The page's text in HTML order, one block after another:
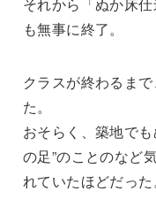
も無事に終了。
クラスが終わるま
た。
おそらく、築地で
の足”のことのなど
れていたほどだった